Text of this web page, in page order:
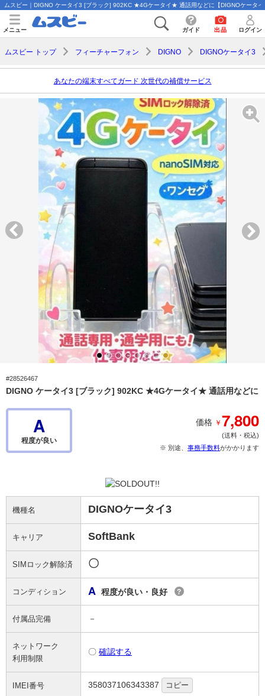
ムスビー｜DIGNO ケータイ3 [ブラック] 902KC ★4Gケータイ★ 通話用などに【DIGNOケータ
メニュー ガイド 出品 ログイン
ムスビー トップ フィーチャーフォン DIGNO DIGNOケータイ3
あなたの端末すべてガード 次世代の補償サービス
#28526467
DIGNO ケータイ3 [ブラック] 902KC ★4Gケータイ★ 通話用などに
A
程度が良い
価格 ￥7,800
(送料・税込)
※ 別途、 事務手数料がかかります
機種名 DIGNOケータイ3
キャリア SoftBank
SIMロック解除済 〇
コンディション A 程度が良い・良好 ?
付属品完備 －
ネットワーク
利用制限
〇 確認する
IMEI番号 358037106343387 コピー